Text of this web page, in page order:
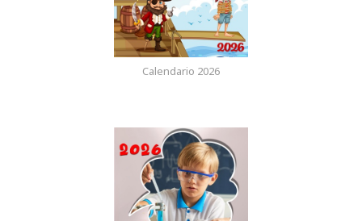
Calendario 2026